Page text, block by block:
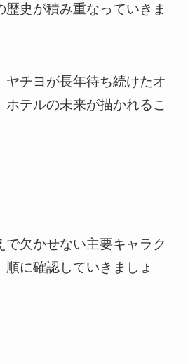
史が積み重なっていきま
ヤチヨが長年待ち続けたオ
ホテルの未来が描かれるこ
で欠かせない主要キャラク
順に確認していきましょ